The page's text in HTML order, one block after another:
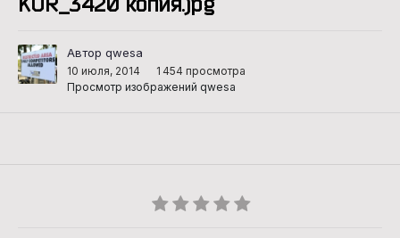
Автор qwesa
10 июля, 2014
1 454 просмотра
Просмотр изображений qwesa